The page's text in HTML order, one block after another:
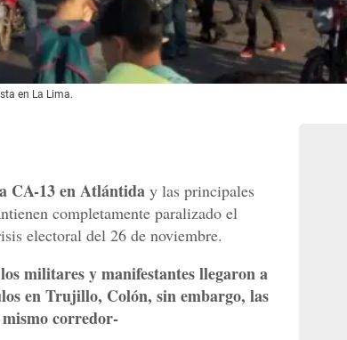
en La Lima.
CA-13 en Atlántida y las principales
completamente paralizado el
electoral del 26 de noviembre.
militares y manifestantes llegaron a
en Trujillo, Colón, sin embargo, las
mismo corredor-